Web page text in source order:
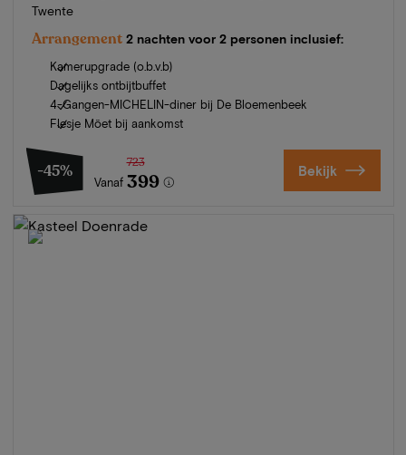
Twente
Arrangement 2 nachten voor 2 personen inclusief:
Kamerupgrade (o.b.v.b)
Dagelijks ontbijtbuffet
4-Gangen-MICHELIN-diner bij De Bloemenbeek
Flesje Möet bij aankomst
-45%
Vanaf
723
399 Bekijk